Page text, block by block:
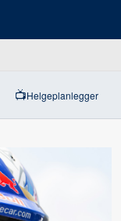
📺Helgeplanlegger